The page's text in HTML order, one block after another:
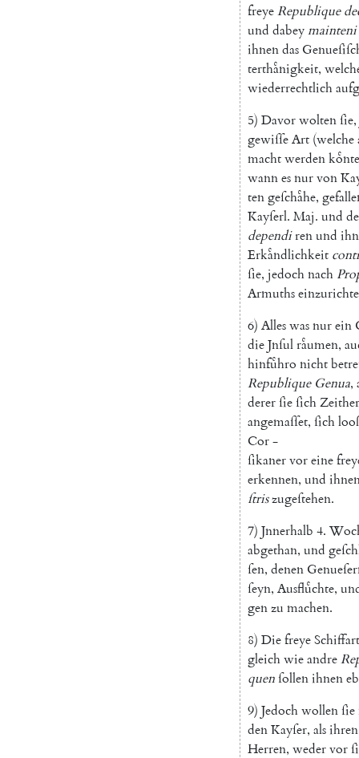
freyeRepublique
und dabeymainteni
ihnendas
terthaͤnigkeit,
wiederrechtlich
5) Davorwoltenſie,
gewiſſeArt (welche
machtwerdenkoͤnte
wannesnurvon
tengeſchaͤhe,
Kayſerl. Maj. und
dependirenund
Erkaͤndlichkeit
ſie, jedochnach
Armuths
6) Alleswasnurein
dieJnſulraͤumen,
hinfuͤhro nicht
Republique Genua,
dererſieſich
angemaſſet, ſich
Cor-
ſikanervoreine
erkennen, und
ſtriszugeſtehen.
7) Jnnerhalb 4.
abgethan, und
ſen, denen
ſeyn, Ausfluͤchte,
genzu machen.
8) Diefreye
gleichwieandre
quenſollenihnen
9) Jedochwollenſie
denKayſer, alsihren
Herren, wedervor